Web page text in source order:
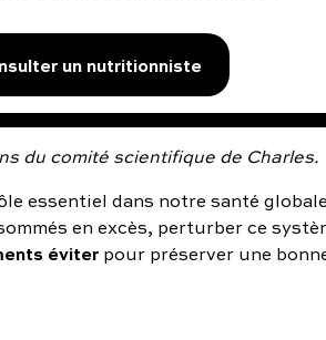
un nutritionniste
du comité scientifique de Charles.
essentiel dans notre santé
en excès, perturber ce
éviter pour préserver une